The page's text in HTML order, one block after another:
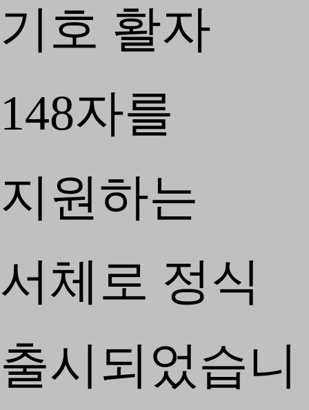
기호 활자
148자를
지원하는
서체로 정식
출시되었습니